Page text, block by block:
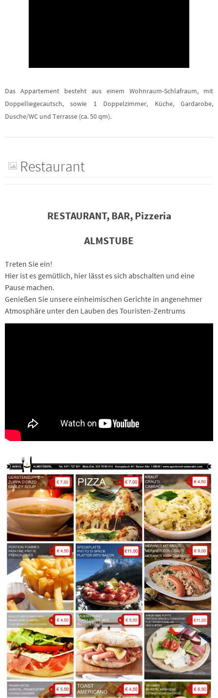
Das Appartement besteht aus einem Wohnraum-Schlafraum, mit
Doppelliegecautsch, sowie 1 Doppelzimmer, Küche, Gardarobe,
Dusche/WC und Terrasse (ca. 50 qm).
Restaurant
RESTAURANT, BAR,Pizzeria
ALMSTUBE
Treten Sie ein!
Hier ist es gemütlich, hier lässt es sich abschalten und eine
Pause machen.
Genießen Sie unsere einheimischen Gerichte in angenehmer
Atmosphäre unter den Lauben des Touristen-Zentrums